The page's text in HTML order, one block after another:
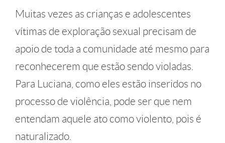
Muitas vezes as crianças e adolescentes
vítimas de exploração sexual precisam de
apoio de toda a comunidade até mesmo para
reconhecerem que estão sendo violadas.
Para Luciana, como eles estão inseridos no
processo de violência, pode ser que nem
entendam aquele ato como violento, pois é
naturalizado.